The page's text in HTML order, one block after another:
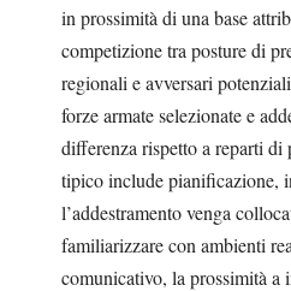
in prossimità di una base
competizione tra posture di
regionali e avversari
forze armate selezionate e
differenza rispetto a reparti di
tipico include pianificazione,
l’addestramento venga
familiarizzare con ambienti
comunicativo, la prossimità a